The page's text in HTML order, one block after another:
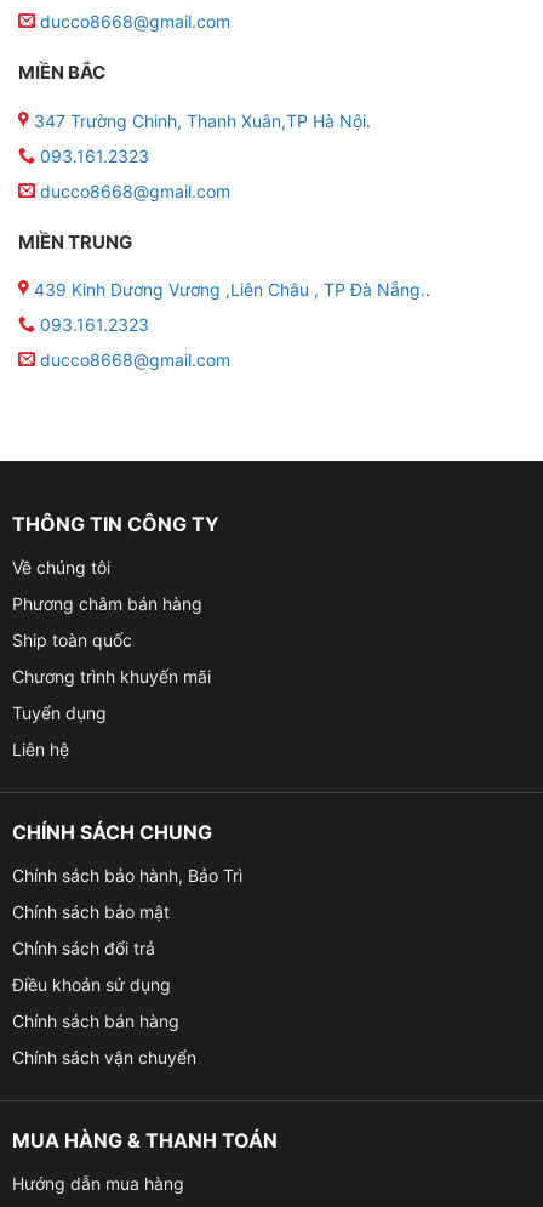
ducco8668@gmail.com
MIỀN BẮC
347 Trường Chinh, Thanh Xuân,TP Hà Nội.
093.161.2323
ducco8668@gmail.com
MIỀN TRUNG
439 Kinh Dương Vương ,Liên Châu , TP Đà Nẵng..
093.161.2323
ducco8668@gmail.com
THÔNG TIN CÔNG TY
Về chúng tôi
Phương châm bán hàng
Ship toàn quốc
Chương trình khuyến mãi
Tuyển dụng
Liên hệ
CHÍNH SÁCH CHUNG
Chính sách bảo hành, Bảo Trì
Chính sách bảo mật
Chính sách đổi trả
Điều khoản sử dụng
Chính sách bán hàng
Chính sách vận chuyển
MUA HÀNG & THANH TOÁN
Hướng dẫn mua hàng